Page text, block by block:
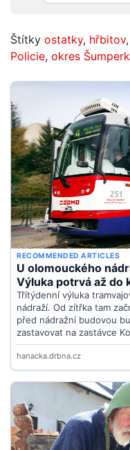
Štítky ostatky, hřbitov,
Policie, okres Šumperk